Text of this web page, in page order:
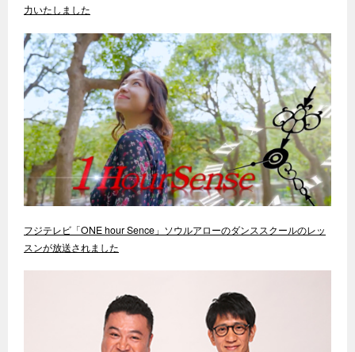
力いたしました
フジテレビ「ONE hour Sence」ソウルアローのダンススクールのレッ
スンが放送されました